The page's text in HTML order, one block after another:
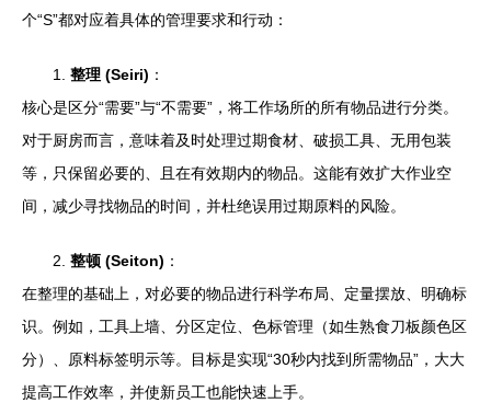
个“S”都对应着具体的管理要求和行动：
1. 整理 (Seiri) ：
核心是区分“需要”与“不需要”，将工作场所的所有物品进行分类。
对于厨房而言，意味着及时处理过期食材、破损工具、无用包装
等，只保留必要的、且在有效期内的物品。这能有效扩大作业空
间，减少寻找物品的时间，并杜绝误用过期原料的风险。
2. 整顿 (Seiton) ：
在整理的基础上，对必要的物品进行科学布局、定量摆放、明确标
识。例如，工具上墙、分区定位、色标管理（如生熟食刀板颜色区
分）、原料标签明示等。目标是实现“30秒内找到所需物品”，大大
提高工作效率，并使新员工也能快速上手。